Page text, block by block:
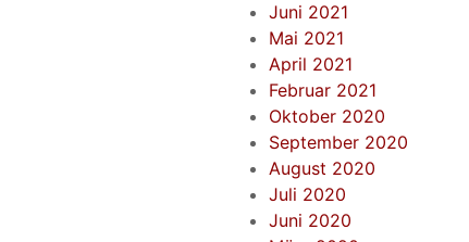
Juni 2021
Mai 2021
April 2021
Februar 2021
Oktober 2020
September 2020
August 2020
Juli 2020
Juni 2020